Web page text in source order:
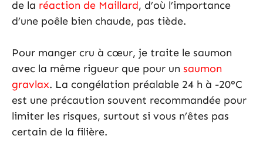
de la réaction de Maillard, d’où l’importance
d’une poêle bien chaude, pas tiède.
Pour manger cru à cœur, je traite le saumon
avec la même rigueur que pour un saumon
gravlax. La congélation préalable 24 h à -20°C
est une précaution souvent recommandée pour
limiter les risques, surtout si vous n’êtes pas
certain de la filière.